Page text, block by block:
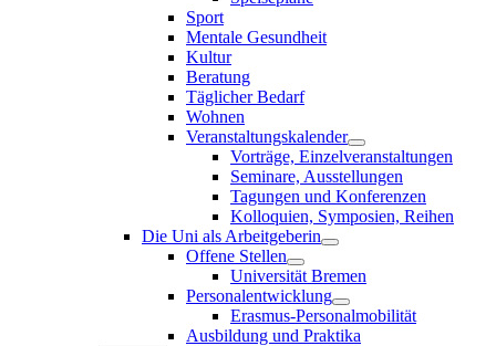
Sport
Mentale Gesundheit
Kultur
Beratung
Täglicher Bedarf
Wohnen
Veranstaltungskalender
Vorträge, Einzelveranstaltungen
Seminare, Ausstellungen
Tagungen und Konferenzen
Kolloquien, Symposien, Reihen
Die Uni als Arbeitgeberin
Offene Stellen
Universität Bremen
Personalentwicklung
Erasmus-Personalmobilität
Ausbildung und Praktika